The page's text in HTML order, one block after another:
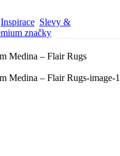
Inspirace Slevy &
značky